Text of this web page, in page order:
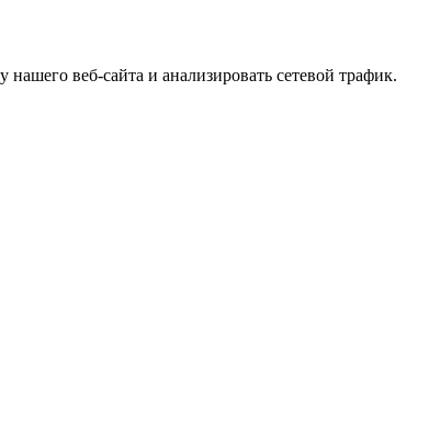
веб-сайта и анализировать сетевой трафик.